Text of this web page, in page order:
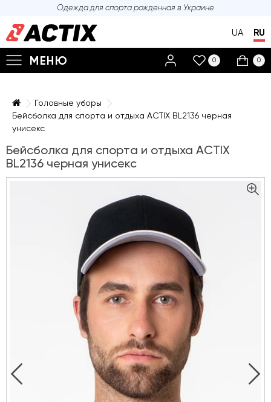
Одежда для спорта рожденная в Украине
UA RU
МЕНЮ 0 0
Головные уборы
Бейсболка для спорта и отдыха ACTIX BL2136 черная
унисекс
Бейсболка для спорта и отдыха ACTIX
BL2136 черная унисекс